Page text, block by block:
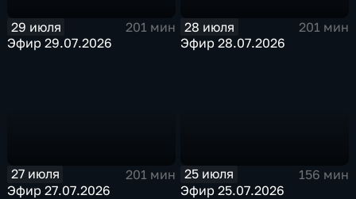
29 июля
201 мин
Эфир 29.07.2026
28 июля
201 мин
Эфир 28.07.2026
27 июля
201 мин
Эфир 27.07.2026
25 июля
156 мин
Эфир 25.07.2026